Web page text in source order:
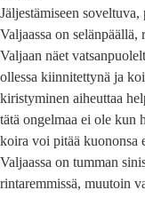
Jäljestämiseen
Valjaassa on
Valjaan näet
ollessa kiinnitettynä ja
kiristyminen aiheuttaa
tätä ongelmaa ei ole kun
koira voi pitää kuononsa
Valjaassa on tumman
rintaremmissä, muutoin